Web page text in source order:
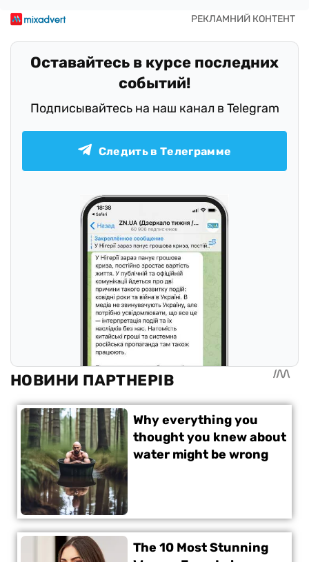
Оставайтесь в курсе последних
событий!
Подписывайтесь на наш канал в Telegram
Следить в Телеграмме